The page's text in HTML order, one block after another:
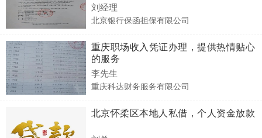
刘经理
北京银行保函担保有限公司
重庆职场收入凭证办理，提供热情贴心
的服务
李先生
重庆科达财务服务有限公司
北京怀柔区本地人私借，个人资金放款